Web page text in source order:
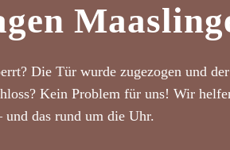
Die Tür wurde zugezogen und
Kein Problem für uns! Wir
das rund um die Uhr.